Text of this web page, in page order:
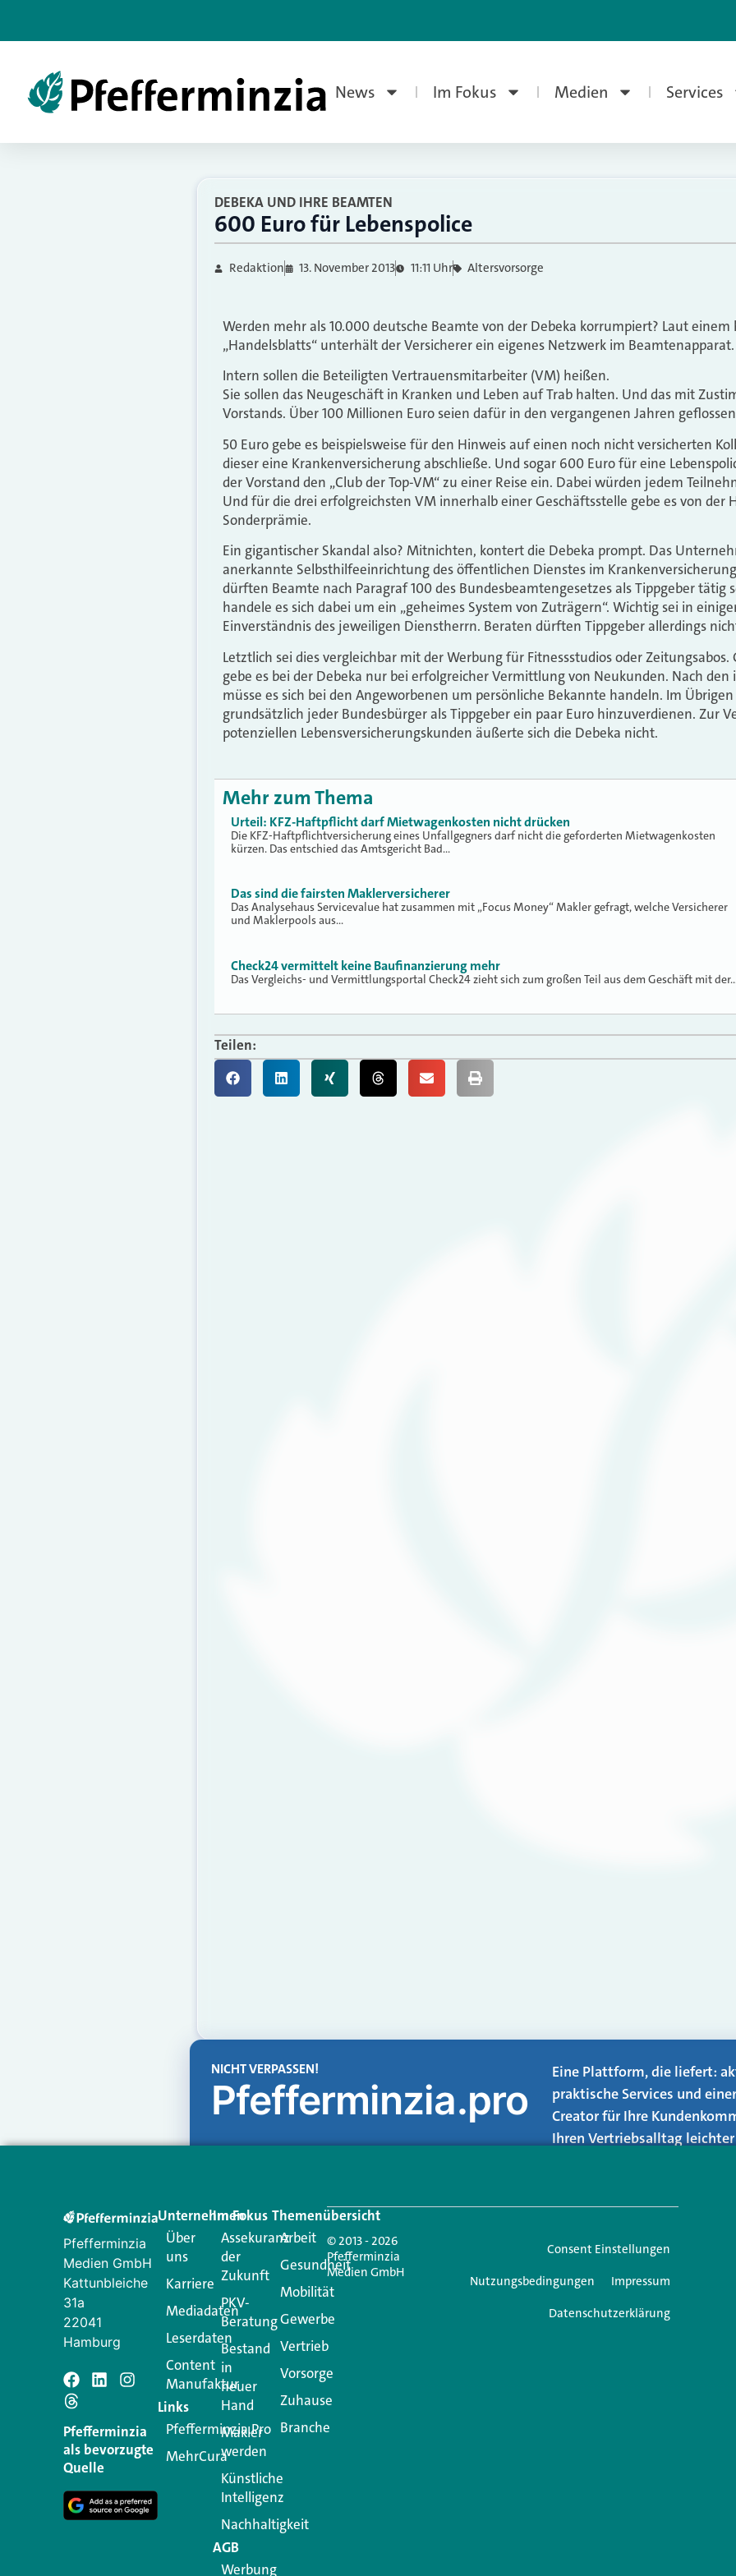
News Im Fokus Medien Services
DEBEKA UND IHRE BEAMTEN
600 Euro für Lebenspolice
Redaktion 13. November 2013 11:11 Uhr Altersvorsorge
Werden mehr als 10.000 deutsche Beamte von der Debeka korrumpiert? Laut
„Handelsblatts“ unterhält der Versicherer ein eigenes Netzwerk im Beamtenapparat.
Intern sollen die Beteiligten Vertrauensmitarbeiter (VM) heißen.
Sie sollen das Neugeschäft in Kranken und Leben auf Trab halten. Und das mit
Vorstands. Über 100 Millionen Euro seien dafür in den vergangenen Jahren
50 Euro gebe es beispielsweise für den Hinweis auf einen noch nicht versicherten
dieser eine Krankenversicherung abschließe. Und sogar 600 Euro für eine
der Vorstand den „Club der Top-VM“ zu einer Reise ein. Dabei würden jedem
Und für die drei erfolgreichsten VM innerhalb einer Geschäftsstelle gebe es von der
Sonderprämie.
Ein gigantischer Skandal also? Mitnichten, kontert die Debeka prompt. Das
anerkannte Selbsthilfeeinrichtung des öffentlichen Dienstes im
dürften Beamte nach Paragraf 100 des Bundesbeamtengesetzes als Tippgeber tätig
handele es sich dabei um ein „geheimes System von Zuträgern“. Wichtig sei in
Einverständnis des jeweiligen Dienstherrn. Beraten dürften Tippgeber allerdings
Letztlich sei dies vergleichbar mit der Werbung für Fitnessstudios oder
gebe es bei der Debeka nur bei erfolgreicher Vermittlung von Neukunden. Nach
müsse es sich bei den Angeworbenen um persönliche Bekannte handeln. Im
grundsätzlich jeder Bundesbürger als Tippgeber ein paar Euro hinzuverdienen. Zur
potenziellen Lebensversicherungskunden äußerte sich die Debeka nicht.
Mehr zum Thema
Urteil: KFZ-Haftpflicht darf Mietwagenkosten nicht drücken
Die KFZ-Haftpflichtversicherung eines Unfallgegners darf nicht die geforderten Mietwagenkosten
kürzen. Das entschied das Amtsgericht Bad…
Das sind die fairsten Maklerversicherer
Das Analysehaus Servicevalue hat zusammen mit „Focus Money“ Makler gefragt, welche Versicherer
und Maklerpools aus…
Check24 vermittelt keine Baufinanzierung mehr
Das Vergleichs- und Vermittlungsportal Check24 zieht sich zum großen Teil aus dem Geschäft mit
Teilen:
NICHT VERPASSEN!
Pfefferminzia.pro
Eine Plattform, die liefert:
praktische Services und
Creator für Ihre
Ihren Vertriebsalltag
Schreiben Sie einen Kommentar
Ihre E-Mail-Adresse wird nicht veröffentlicht.
Kommentar
Pfefferminzia
Medien GmbH
Kattunbleiche
31a
22041
Hamburg
Pfefferminzia
als bevorzugte
Quelle
Unternehmen
Über
uns
Karriere
Mediadaten
Leserdaten
Content
Manufaktur
Links
Pfefferminzia.Pro
MehrCura
Im Fokus
Assekuranz
der
Zukunft
PKV-
Beratung
Bestand
in
neuer
Hand
Makler
werden
Künstliche
Intelligenz
Nachhaltigkeit
AGB
Werbung
Themenübersicht
Arbeit
Gesundheit
Mobilität
Gewerbe
Vertrieb
Vorsorge
Zuhause
Branche
© 2013 - 2026
Pfefferminzia
Medien GmbH
Consent Einstellungen
Nutzungsbedingungen
Impressum
Datenschutzerklärung